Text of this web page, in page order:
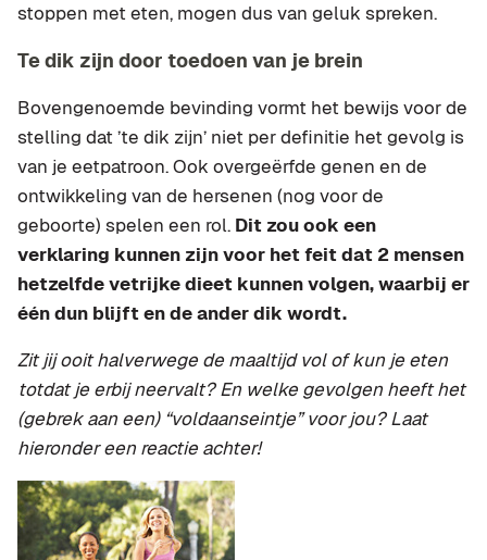
stoppen met eten, mogen dus van geluk spreken.
Te dik zijn door toedoen van je brein
Bovengenoemde bevinding vormt het bewijs voor de
stelling dat ’te dik zijn’ niet per definitie het gevolg is
van je eetpatroon. Ook overgeërfde genen en de
ontwikkeling van de hersenen (nog voor de
geboorte) spelen een rol. Dit zou ook een
verklaring kunnen zijn voor het feit dat 2 mensen
hetzelfde vetrijke dieet kunnen volgen, waarbij er
één dun blijft en de ander dik wordt.
Zit jij ooit halverwege de maaltijd vol of kun je eten
totdat je erbij neervalt? En welke gevolgen heeft het
(gebrek aan een) “voldaanseintje” voor jou? Laat
hieronder een reactie achter!